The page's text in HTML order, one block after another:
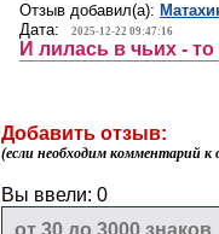
Отзыв добавил(а):
Дата:
2025-12-22 09:47:16
И лилась в чьих -
Добавить отзыв:
(если необходим комментарий к
Вы ввели: 0